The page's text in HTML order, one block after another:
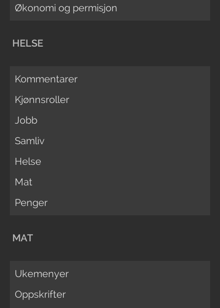
Økonomi og permisjon
HELSE
Kommentarer
Kjønnsroller
Jobb
Samliv
Helse
Mat
Penger
MAT
Ukemenyer
Oppskrifter